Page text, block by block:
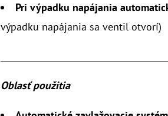
Pri výpadku napájania
výpadku napájania sa ventil otvorí)
Oblasť použitia